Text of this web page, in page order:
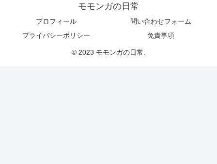
モモンガの日常
プロフィール
問い合わせフォーム
プライバシーポリシー
免責事項
© 2023 モモンガの日常.